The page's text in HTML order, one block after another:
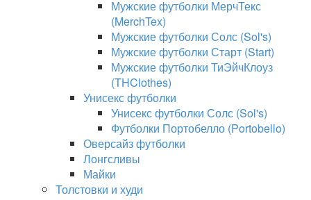
Мужские футболки МерчТекс
(MerchTex)
Мужские футболки Солс (Sol's)
Мужские футболки Старт (Start)
Мужские футболки ТиЭйчКлоуз
(THClothes)
Унисекс футболки
Унисекс футболки Солс (Sol's)
Футболки Портобелло (Portobello)
Оверсайз футболки
Лонгсливы
Майки
Толстовки и худи